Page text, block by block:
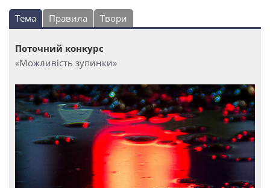
Тема Правила Твори
Поточний конкурс
«Можливість зупинки»